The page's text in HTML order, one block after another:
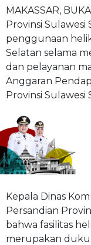
MAKASSAR,
Provinsi
penggunaan
Selatan selama
dan pelayanan
Anggaran
Provinsi Sulawesi
Kepala Dinas
Persandian
bahwa fasilitas
merupakan